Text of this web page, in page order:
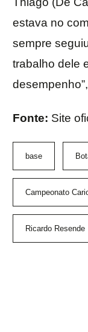
estava no
sempre
trabalho dele
Fonte: Site
base
Campeonato
Ricardo Resende